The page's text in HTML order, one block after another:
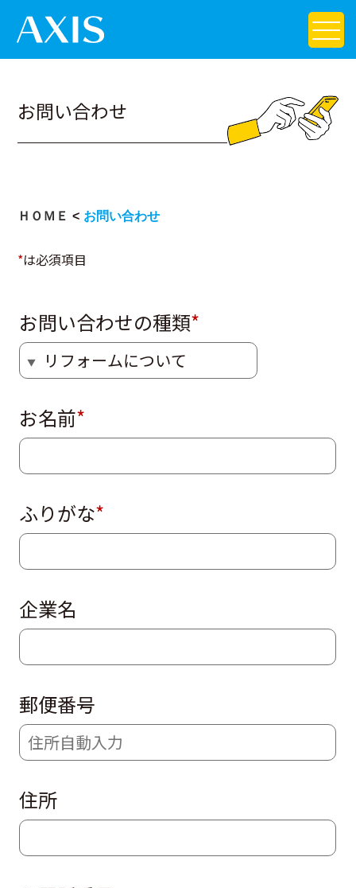
お問い合わせ
ＨＯＭＥ お問い合わせ
*は必須項目
お問い合わせの種類*
お名前*
ふりがな*
企業名
郵便番号
住所